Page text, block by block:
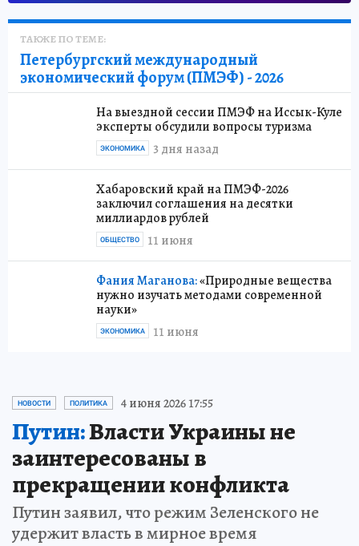
ТАКЖЕ ПО ТЕМЕ:
Петербургский международный
экономический форум (ПМЭФ) - 2026
На выездной сессии ПМЭФ на Иссык-Куле
эксперты обсудили вопросы туризма
3 дня назад
ЭКОНОМИКА
Хабаровский край на ПМЭФ-2026
заключил соглашения на десятки
миллиардов рублей
11 июня
ОБЩЕСТВО
Фания Маганова:«Природные вещества
нужно изучать методами современной
науки»
11 июня
ЭКОНОМИКА
НОВОСТИ ПОЛИТИКА 4 июня 2026 17:55
Путин:Власти Украины не
заинтересованы в
прекращении конфликта
Путин заявил, что режим Зеленского не
удержит власть в мирное время